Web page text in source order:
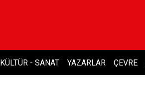
KÜLTÜR - SANAT YAZARLAR ÇEVRE